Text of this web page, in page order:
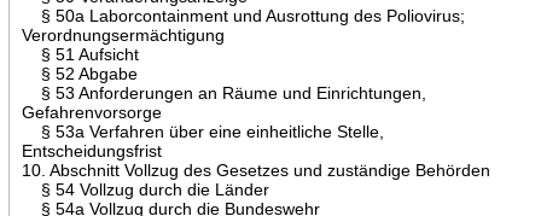
§ 50a Laborcontainment und Ausrottung des Poliovirus;
Verordnungsermächtigung
§ 51 Aufsicht
§ 52 Abgabe
§ 53 Anforderungen an Räume und Einrichtungen,
Gefahrenvorsorge
§ 53a Verfahren über eine einheitliche Stelle,
Entscheidungsfrist
10. Abschnitt Vollzug des Gesetzes und zuständige Behörden
§ 54 Vollzug durch die Länder
§ 54a Vollzug durch die Bundeswehr